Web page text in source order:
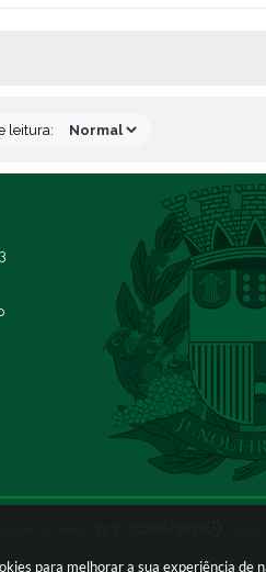
para melhorar a sua experiência de
leitura: